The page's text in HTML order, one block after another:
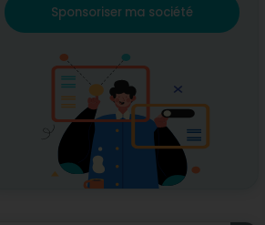
Sponsoriser ma société